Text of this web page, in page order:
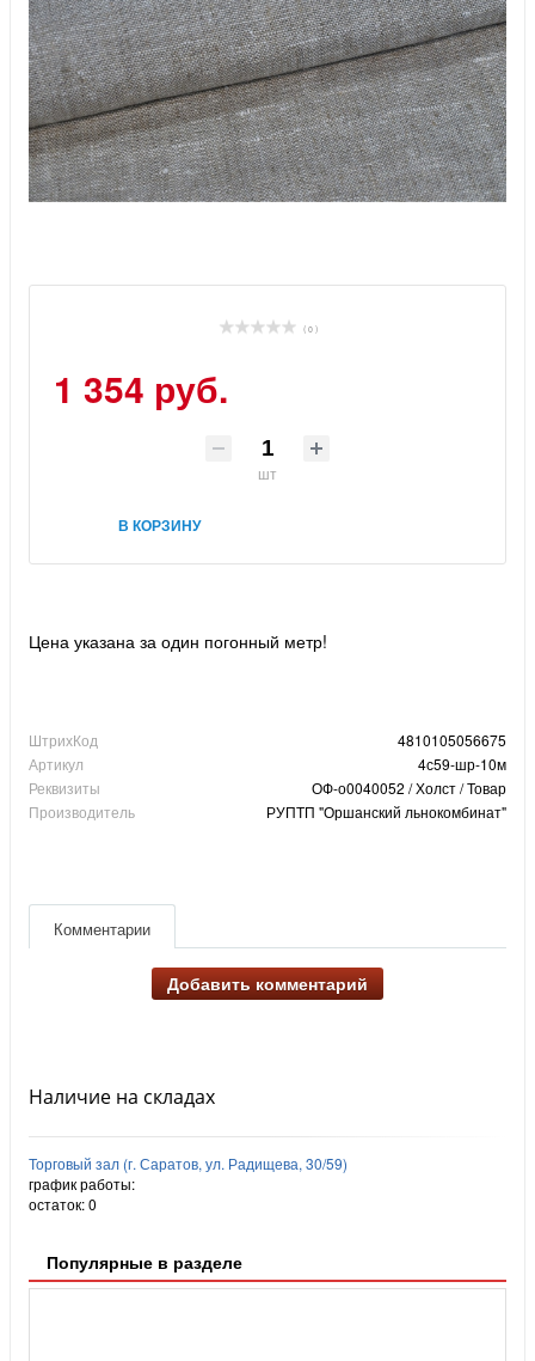
( 0 )
1 354 руб.
шт
В КОРЗИНУ
Цена указана за один погонный метр!
ШтрихКод
4810105056675
Артикул
4с59-шр-10м
Реквизиты
ОФ-о0040052 / Холст / Товар
Производитель
РУПТП "Оршанский льнокомбинат"
Комментарии
Добавить комментарий
Наличие на складах
Торговый зал (г. Саратов, ул. Радищева, 30/59)
график работы:
остаток:0
Популярные в разделе